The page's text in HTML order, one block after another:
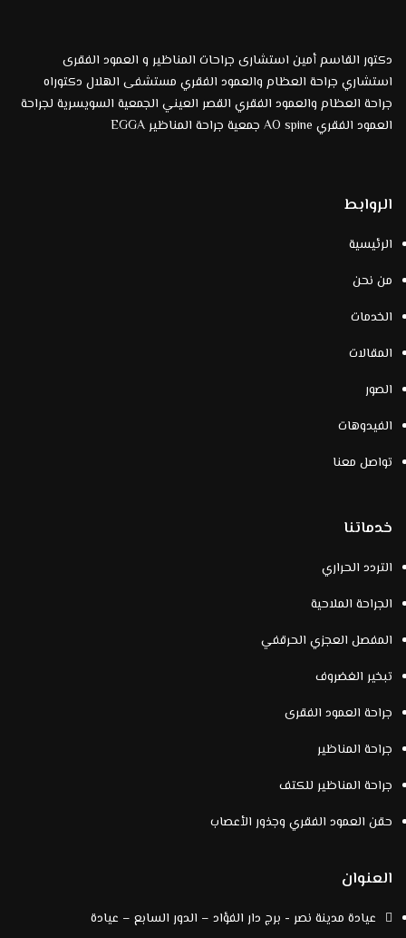
دكتور القاسم أمين استشارى جراحات المناظير و العمود الفقرى
استشاري جراحة العظام والعمود الفقري مستشفى الهلال دكتوراه
جراحة العظام والعمود الفقري القصر العيني الجمعية السويسرية لجراحة
العمود الفقري AO spine جمعية جراحة المناظير EGGA
الروابط
الرئيسية
من نحن
الخدمات
المقالات
الصور
الفيدوهات
تواصل معنا
خدماتنا
التردد الحراري
الجراحة الملاحية
المفصل العجزي الحرقفي
تبخير الغضروف
جراحة العمود الفقرى
جراحة المناظير
جراحة المناظير للكتف
حقن العمود الفقري وجذور الأعصاب
العنوان
عيادة مدينة نصر - برج دار الفؤاد – الدور السابع – عيادة